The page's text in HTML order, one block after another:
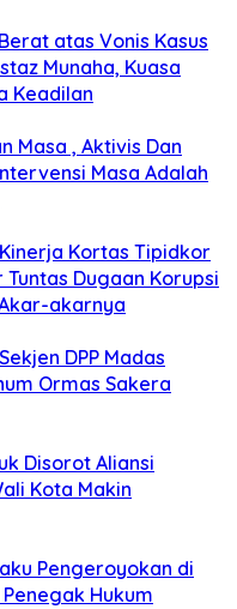
atas Vonis Kasus
Munaha, Kuasa
Keadilan
Masa , Aktivis Dan
Masa Adalah
Kortas Tipidkor
Dugaan Korupsi
akarnya
DPP Madas
Ormas Sakera
Disorot Aliansi
Kota Makin
Pengeroyokan di
Hukum